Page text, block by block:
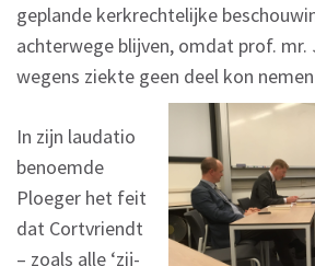
geplande kerkrechtelijke
achterwege blijven, omdat prof. mr.
wegens ziekte geen deel kon
In zijn laudatio
benoemde
Ploeger het feit
dat Cortvriendt
– zoals alle ‘zij-